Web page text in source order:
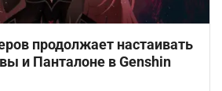
продолжает настаивать
и Панталоне в Genshin